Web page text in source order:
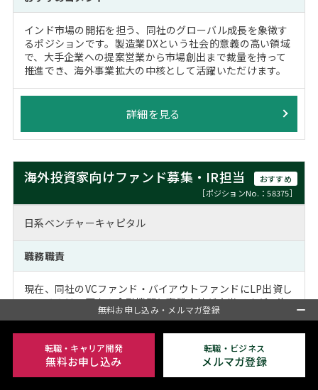
インド市場の開拓を担う、同社のグローバル成長を象徴す
るポジションです。製造業DXという社会的意義の高い領域
で、大手企業への提案営業から市場創出まで裁量を持って
推進でき、海外事業拡大の中核として活躍いただけます。
詳細を見る
海外投資家向けファンド募集・IR担当
おすすめ
［ポジションNo.：58375］
日系ベンチャーキャピタル
職務職責
現在、同社のVCファンド・バイアウトファンドにLP出資し
ているのは、国内の金融機関と事業会社が大半ですが、次
期ファンドでは投資家層の裾野を広げるため、海外募集を
そこで本ポジションでは、海外の投資家向けの募集・IR機
能を本格的に立ち上げるミッションに取り組んで …
無料お申し込み・メルマガ登録
転職・キャリア開発
無料お申し込み
転職・ビジネス
メルマガ登録